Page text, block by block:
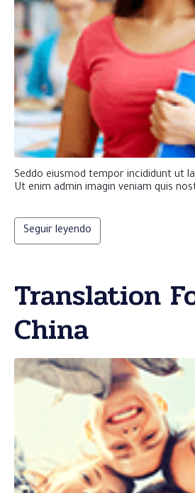
Seddo eiusmod tempor incididunt ut
Ut enim admin imagin veniam quis
Seguir leyendo
Translation
China